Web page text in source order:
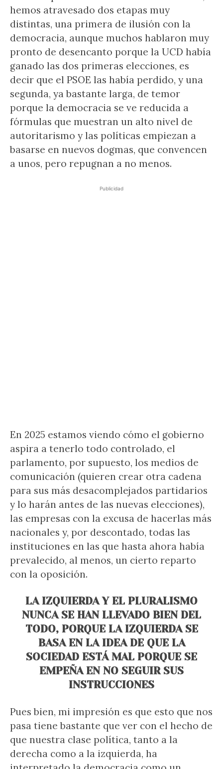
hemos atravesado dos etapas muy
distintas, una primera de ilusión con la
democracia, aunque muchos hablaron muy
pronto de desencanto porque la UCD había
ganado las dos primeras elecciones, es
decir que el PSOE las había perdido, y una
segunda, ya bastante larga, de temor
porque la democracia se ve reducida a
fórmulas que muestran un alto nivel de
autoritarismo y las políticas empiezan a
basarse en nuevos dogmas, que convencen
a unos, pero repugnan a no menos.
Publicidad
En 2025 estamos viendo cómo el gobierno
aspira a tenerlo todo controlado, el
parlamento, por supuesto, los medios de
comunicación (quieren crear otra cadena
para sus más desacomplejados partidarios
y lo harán antes de las nuevas elecciones),
las empresas con la excusa de hacerlas más
nacionales y, por descontado, todas las
instituciones en las que hasta ahora había
prevalecido, al menos, un cierto reparto
con la oposición.
LA IZQUIERDA Y EL PLURALISMO
NUNCA SE HAN LLEVADO BIEN DEL
TODO, PORQUE LA IZQUIERDA SE
BASA EN LA IDEA DE QUE LA
SOCIEDAD ESTÁ MAL PORQUE SE
EMPEÑA EN NO SEGUIR SUS
INSTRUCCIONES
Pues bien, mi impresión es que esto que nos
pasa tiene bastante que ver con el hecho de
que nuestra clase política, tanto a la
derecha como a la izquierda, ha